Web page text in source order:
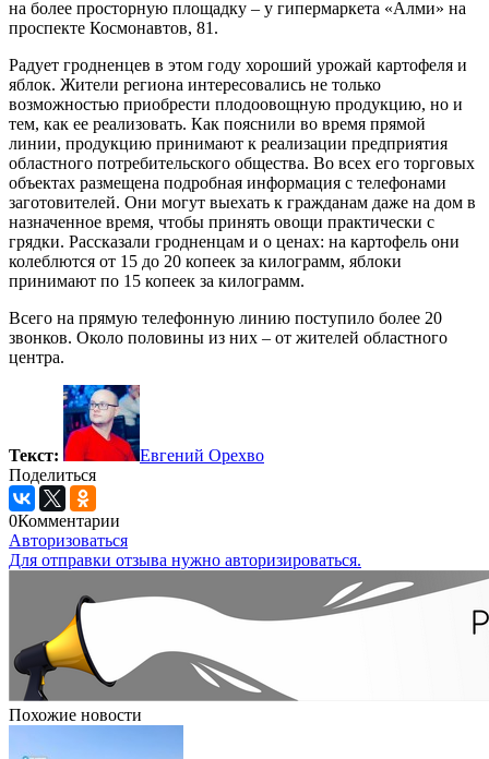
на более просторную площадку – у гипермаркета «Алми» на
проспекте Космонавтов, 81.
Радует гродненцев в этом году хороший урожай картофеля и
яблок. Жители региона интересовались не только
возможностью приобрести плодоовощную продукцию, но и
тем, как ее реализовать. Как пояснили во время прямой
линии, продукцию принимают к реализации предприятия
областного потребительского общества. Во всех его торговых
объектах размещена подробная информация с телефонами
заготовителей. Они могут выехать к гражданам даже на дом в
назначенное время, чтобы принять овощи практически с
грядки. Рассказали гродненцам и о ценах: на картофель они
колеблются от 15 до 20 копеек за килограмм, яблоки
принимают по 15 копеек за килограмм.
Всего на прямую телефонную линию поступило более 20
звонков. Около половины из них – от жителей областного
центра.
Текст:
Евгений Орехво
Поделиться
0Комментарии
Авторизоваться
Для отправки отзыва нужно авторизироваться.
Похожие новости